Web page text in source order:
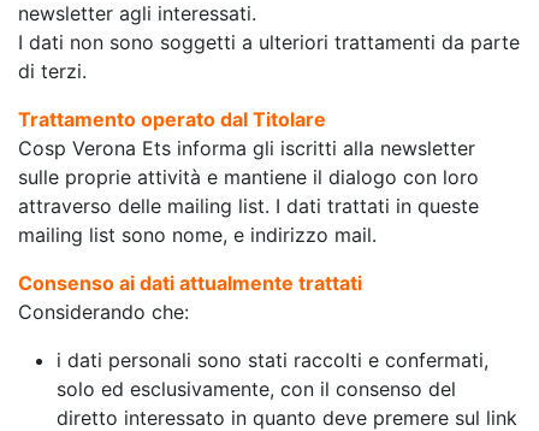
newsletter agli interessati.
I dati non sono soggetti a ulteriori trattamenti da parte
di terzi.
Trattamento operato dal Titolare
Cosp Verona Ets informa gli iscritti alla newsletter
sulle proprie attività e mantiene il dialogo con loro
attraverso delle mailing list. I dati trattati in queste
mailing list sono nome, e indirizzo mail.
Consenso ai dati attualmente trattati
Considerando che:
i dati personali sono stati raccolti e confermati,
solo ed esclusivamente, con il consenso del
diretto interessato in quanto deve premere sul link